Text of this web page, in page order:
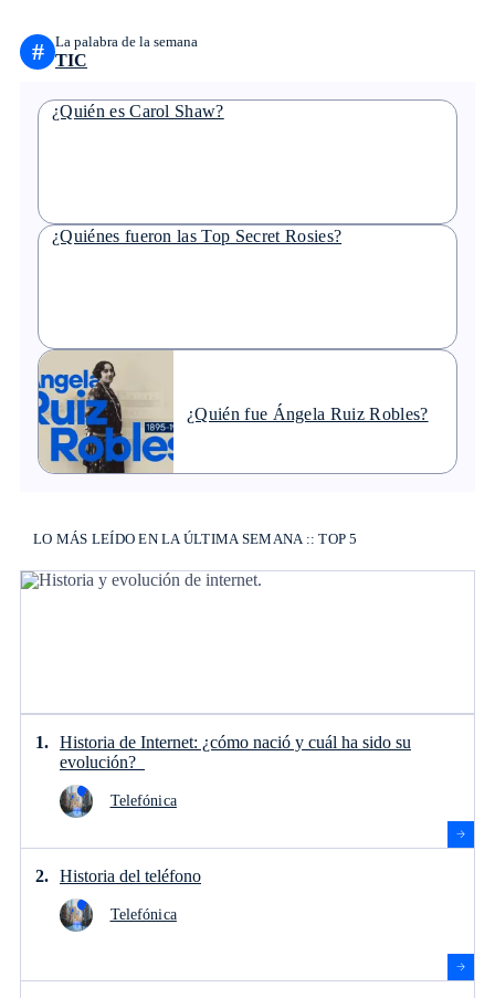
# La palabra de la semana
TIC
¿Quién es Carol Shaw?
¿Quiénes fueron las Top Secret Rosies?
¿Quién fue Ángela Ruiz Robles?
LO MÁS LEÍDO EN LA ÚLTIMA SEMANA :: TOP 5
Historia de Internet: ¿cómo nació y cuál ha sido su
evolución?
Telefónica
Historia del teléfono
Telefónica